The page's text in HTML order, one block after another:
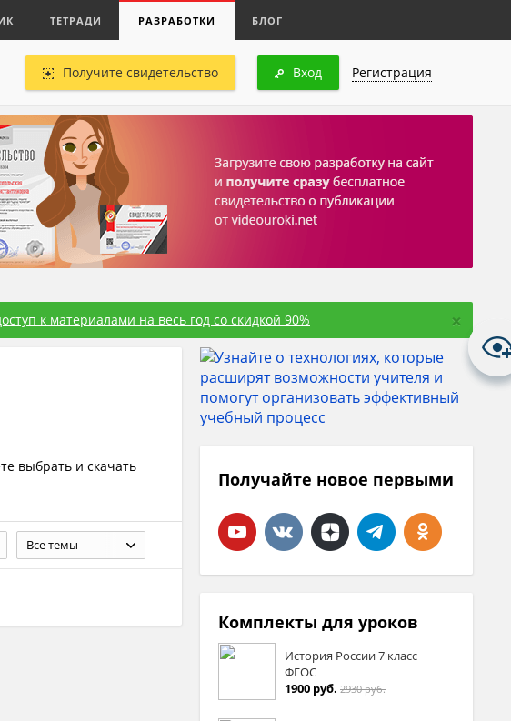
ТЕТРАДИ РАЗРАБОТКИ БЛОГ
Получите свидетельство Вход Регистрация
к материалами на весь год со скидкой 90% ×
выбрать и скачать
Все темы
Получайте новое первыми
Комплекты для уроков
История России 7 класс
ФГОС
1900 руб. 2930 руб.